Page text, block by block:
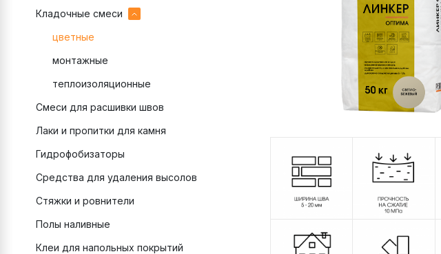
Клеи для брусчатки
Подстилающий слой
Полимерный песок
Раствор для камня
Связующее для камня
Кладочные смеси
цветные
монтажные
теплоизоляционные
Смеси для расшивки швов
Лаки и пропитки для камня
Гидрофобизаторы
Средства для удаления высолов
Стяжки и ровнители
Полы наливные
Клеи для напольных покрытий